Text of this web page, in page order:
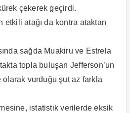
çekerek geçirdi.
etkili atağı da kontra ataktan
sağda Muakiru ve Estrela
topla buluşan Jefferson’un
olarak vurduğu şut az farkla
istatistik verilerde eksik